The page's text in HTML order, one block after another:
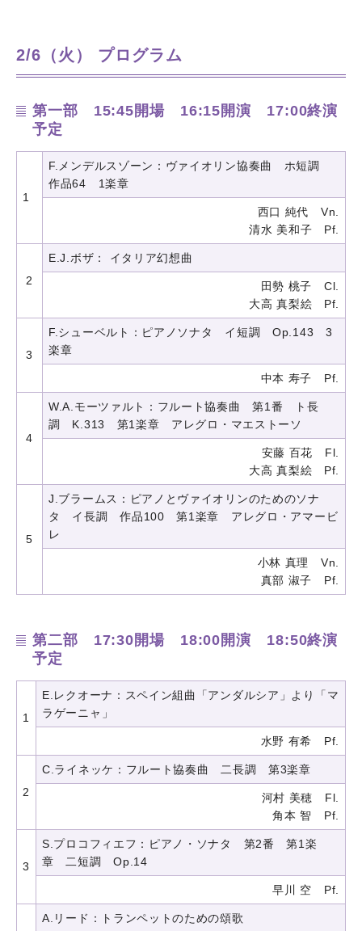
2/6（火） プログラム
第一部 15:45開場 16:15開演 17:00終演
予定
1
F.メンデルスゾーン：ヴァイオリン協奏曲 ホ短調
作品64 1楽章
西口 純代 Vn.
清水 美和子 Pf.
2
E.J.ボザ： イタリア幻想曲
田勢 桃子 Cl.
大高 真梨絵 Pf.
3
F.シューベルト：ピアノソナタ イ短調 Op.143 3
楽章
中本 寿子 Pf.
4
W.A.モーツァルト：フルート協奏曲 第1番 ト長
調 K.313 第1楽章 アレグロ・マエストーソ
安藤 百花 Fl.
大高 真梨絵 Pf.
5
J.ブラームス：ピアノとヴァイオリンのためのソナ
タ イ長調 作品100 第1楽章 アレグロ・アマービ
レ
小林 真理 Vn.
真部 淑子 Pf.
第二部 17:30開場 18:00開演 18:50終演
予定
1
E.レクオーナ：スペイン組曲「アンダルシア」より「マ
ラゲーニャ」
水野 有希 Pf.
2
C.ライネッケ：フルート協奏曲 二長調 第3楽章
河村 美穂 Fl.
角本 智 Pf.
3
S.プロコフィエフ：ピアノ・ソナタ 第2番 第1楽
章 二短調 Op.14
早川 空 Pf.
A.リード：トランペットのための頌歌